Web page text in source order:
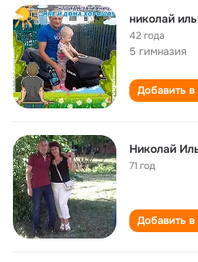
николай
42 года
5 гимназия
Добавить в
Николай
71 год
Добавить в